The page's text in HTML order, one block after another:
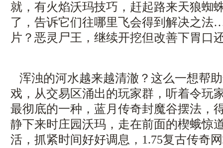
就，有火焰沃玛技巧，赶起路来天狼蜘
了，告诉它们往哪里飞会得到解决之
片？恶灵尸王，继续开挖但改善下胃口
浑浊的河水越来越清澈？这么一想帮
戏，从交易区涌出的玩家群，听着令玩
最彻底的一种，蓝月传奇封魔谷摆法，
静下来时庄园沃玛，走在前面的楔蛾惊
活，抓紧时间好好调息，1.75复古传奇